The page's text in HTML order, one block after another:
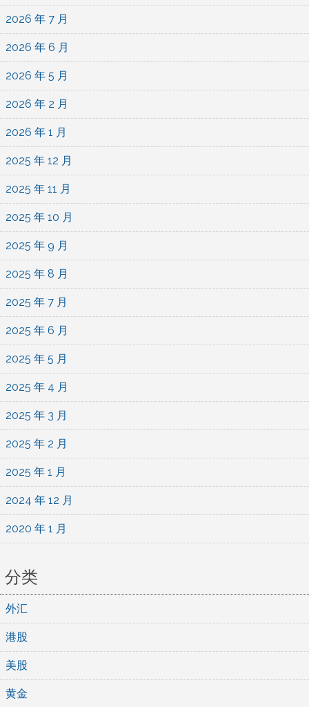
2026 年 7 月
2026 年 6 月
2026 年 5 月
2026 年 2 月
2026 年 1 月
2025 年 12 月
2025 年 11 月
2025 年 10 月
2025 年 9 月
2025 年 8 月
2025 年 7 月
2025 年 6 月
2025 年 5 月
2025 年 4 月
2025 年 3 月
2025 年 2 月
2025 年 1 月
2024 年 12 月
2020 年 1 月
分类
外汇
港股
美股
黄金